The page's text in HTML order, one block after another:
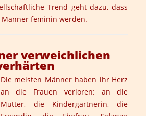
Trend geht dazu, dass
feminin werden.
verweichlichen
Die meisten Männer haben ihr Herz
an die Frauen verloren: an die
Mutter, die Kindergärtnerin, die